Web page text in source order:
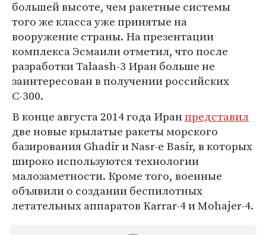
большей высоте, чем ракетные системы
того же класса уже принятые на
вооружение страны. На презентации
комплекса Эсмаили отметил, что после
разработки Talaash-3 Иран больше не
заинтересован в получении российских
С-300.
В конце августа 2014 года Иранпредставил
две новые крылатые ракеты морского
базирования Ghadir и Nasr-e Basir, в которых
широко используются технологии
малозаметности. Кроме того, военные
объявили о создании беспилотных
летательных аппаратов Karrar-4 и Mohajer-4.